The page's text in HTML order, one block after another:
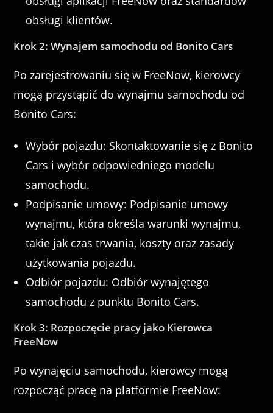
obsługi klientów.
Krok 2: Wynajem samochodu od Bonito Cars
Po zarejestrowaniu się w FreeNow, kierowcy
mogą przystąpić do wynajmu samochodu od
Bonito Cars:
Wybór pojazdu: Skontaktowanie się z Bonito
Cars i wybór odpowiedniego modelu
samochodu.
Podpisanie umowy: Podpisanie umowy
wynajmu, która określa warunki wynajmu,
takie jak czas trwania, koszty oraz zasady
użytkowania pojazdu.
Odbiór pojazdu: Odbiór wynajętego
samochodu z punktu Bonito Cars.
Krok 3: Rozpoczęcie pracy jako Kierowca
FreeNow
Po wynajęciu samochodu, kierowcy mogą
rozpocząć pracę na platformie FreeNow: